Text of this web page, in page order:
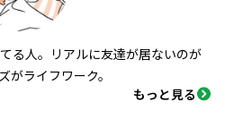
る人。リアルに友達が居ないのが
がライフワーク。
もっと見る